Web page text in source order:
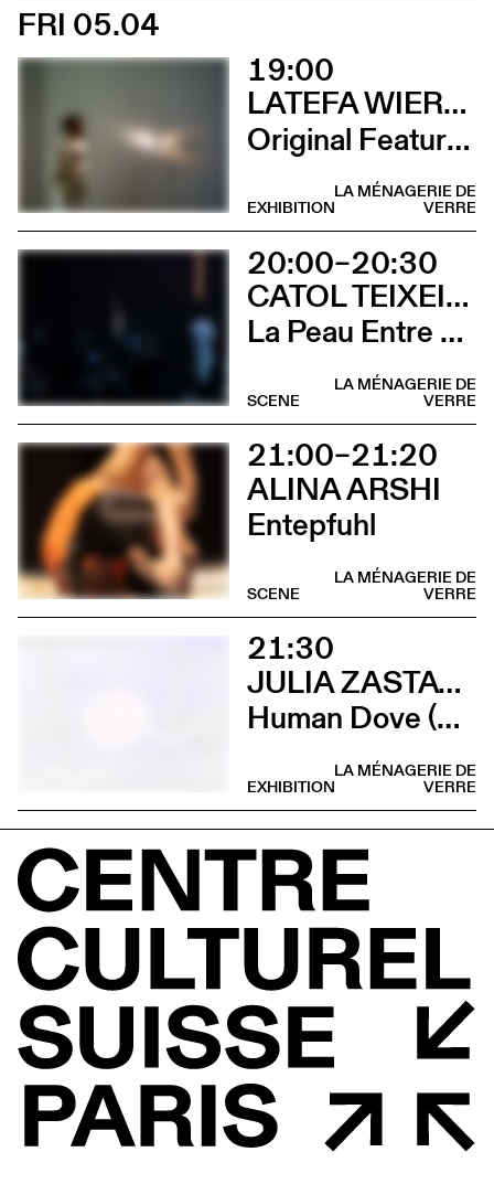
FRI 05.04
19:00
LATEFA WIERSCH
Original Features
LA MÉNAGERIE DE
VERRE
EXHIBITION
20:00–20:30
CATOL TEIXEIRA
La Peau Entre Les Doigts
LA MÉNAGERIE DE
VERRE
SCENE
21:00–21:20
ALINA ARSHI
Entepfuhl
LA MÉNAGERIE DE
VERRE
SCENE
21:30
JULIA ZASTAVA
Human Dove (Concert Abdominal Marmalade Agency)
LA MÉNAGERIE DE
VERRE
EXHIBITION